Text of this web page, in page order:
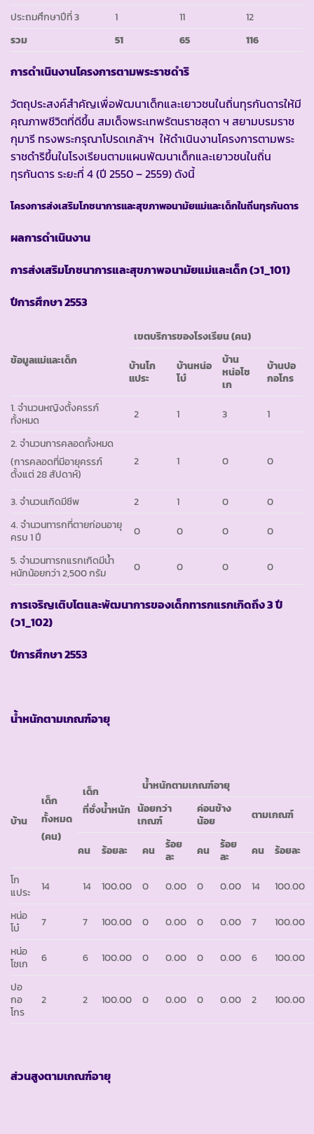
ประถมศึกษาปีที่ 3
1 11
12
รวม
51 65 116
การดำเนินงานโครงการตามพระราชดำริ
วัตถุประสงค์สำคัญเพื่อพัฒนาเด็กและเยาวชนในถิ่นทุรกันดารให้มี
คุณภาพชีวิตที่ดีขึ้น สมเด็จพระเทพรัตนราชสุดา ฯ สยามบรมราช
กุมารี ทรงพระกรุณาโปรดเกล้าฯ ให้ดำเนินงานโครงการตามพระ
ราชดำริขึ้นในโรงเรียนตามแผนพัฒนาเด็กและเยาวชนในถิ่น
ทุรกันดาร ระยะที่ 4 (ปี 2550 – 2559) ดังนี้
โครงการส่งเสริมโภชนาการและสุขภาพอนามัยแม่และเด็กในถิ่นทุรกันดาร
ผลการดำเนินงาน
การส่งเสริมโภชนาการและสุขภาพอนามัยแม่และเด็ก (ว1_101)
ปีการศึกษา2553
ข้อมูลแม่และเด็ก
เขตบริการของโรงเรียน (คน)
บ้านโก
แประ
บ้านหน่อ
โบ๋
บ้าน
หน่อโช
เก
บ้านปอ
กอโกร
1. จำนวนหญิงตั้งครรภ์
ทั้งหมด
2 1 3
1
2. จำนวนการคลอดทั้งหมด
(การคลอดที่มีอายุครรภ์
ตั้งแต่ 28 สัปดาห์)
2 1 0 0
3. จำนวนเกิดมีชีพ 2 1 0
0
4. จำนวนทารกที่ตายก่อนอายุ
ครบ 1 ปี
0 0 0
0
5. จำนวนทารกแรกเกิดมีน้ำ
หนักน้อยกว่า 2,500 กรัม
0 0 0 0
การเจริญเติบโตและพัฒนาการของเด็กทารกแรกเกิดถึง3 ปี
(ว1_102)
ปีการศึกษา2553
น้ำหนักตามเกณฑ์อายุ
บ้าน
เด็ก
ทั้งหมด
(คน)
เด็ก
ที่ชั่งน้ำหนัก
น้ำหนักตามเกณฑ์อายุ
น้อยกว่า
เกณฑ์
ค่อนข้าง
น้อย
ตามเกณฑ์
คน ร้อยละ คน
ร้อย
ละ
คน
ร้อย
ละ
คน
ร้อยละ
โก
แประ
14 14 100.00 0 0.00 0 0.00 14
100.00
หน่อ
โบ๋
7 7 100.00 0 0.00 0 0.00 7
100.00
หน่อ
โชเก
6 6 100.00 0 0.00 0 0.00 6
100.00
ปอ
กอ
โกร
2 2 100.00 0 0.00 0 0.00 2 100.00
ส่วนสูงตามเกณฑ์อายุ